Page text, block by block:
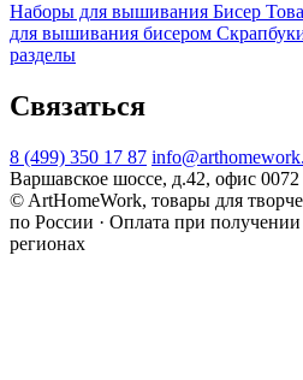
Наборы для вышивания Бисер
для вышивания бисером
разделы
Связаться
8 (499) 350 17 87
Варшавское шоссе, д.42, офис 0072
© ArtHomeWork, товары для
по России · Оплата при получении
регионах